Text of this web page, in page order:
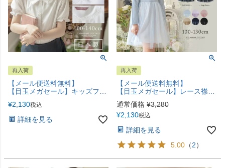
再入荷
【メール便送料無料】
【目玉メガセール】キッズフォーマル 日本製 女の子半袖刺繍ブラウスYUP12《メール便優先商品》
¥2,130税込
詳細を見る
再入荷
【メール便送料無料】
【目玉メガセール】レース襟チュールスカートワンピース フォーマル きちんとワンピース カジュアル カジュアルワンピース キャサリンコテージ YUP12《メール便優先商品》
通常価格 ¥3,280
¥2,130税込
詳細を見る
5.00 （2）